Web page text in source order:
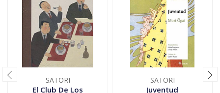
SATORI
El Club De Los
SATORI
Juventud